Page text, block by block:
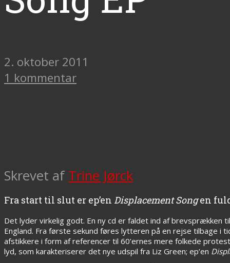
2. oktober 2011
1 kommentar
Skrevet af Trine Jørck
Fra start til slut er ep’en Displacement Songen
Det lyder virkelig godt. En ny cd er faldet ind af brevsprækken
England. Fra første sekund føres lytteren på en rejse tilbage i
afstikkere i form af referencer til 60’ernes mere folkede
lyd, som karakteriserer det nye udspil fra Liz Green; ep’en